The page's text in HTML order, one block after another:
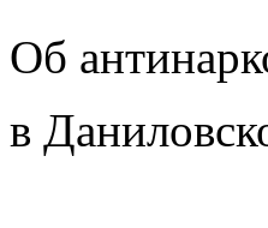
Об
в